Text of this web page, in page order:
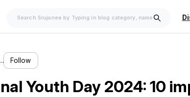
Follow
Youth Day 2024: 10